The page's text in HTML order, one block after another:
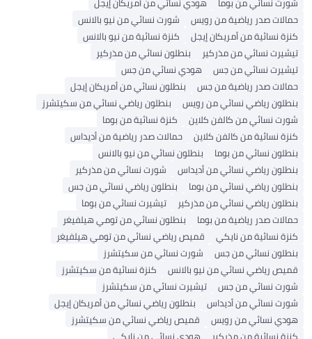
حمالات صدر رياضية من رويس
شورت نسائي من نيو بالانس
كنزة نسائية من أمريكان إيجل
كنزة نسائية من نيو بالانس
تيشيرت نسائي من مذركير
بنطلون نسائي من مذركير
تيشيرت نسائي من جس
هودي نسائي من جس
حمالات صدر رياضية من جس
بنطلون نسائي من أمريكان إيجل
بنطلون رياضي نسائي من رويس
بنطلون رياضي نسائي من سكيتشرز
شورت نسائي من كالفن كلاين
كنزة نسائية من بوما
كنزة نسائية من كالفن كلاين
حمالات صدر رياضية من أديداس
بنطلون نسائي من بوما
بنطلون نسائي من نيو بالانس
بنطلون رياضي نسائي من أديداس
شورت نسائي من مذركير
بنطلون رياضي نسائي من بوما
بنطلون رياضي نسائي من جس
بنطلون رياضي نسائي من مذركير
تيشيرت نسائي من بوما
حمالات صدر رياضية من بوما
بنطلون نسائي من تومي هيلفيغر
كنزة نسائية من نايكي
قميص رياضي نسائي من تومي هيلفيغر
بنطلون نسائي من جس
شورت نسائي من سكيتشرز
قميص رياضي نسائي من نيو بالانس
كنزة نسائية من سكيتشرز
شورت نسائي من جس
تيشيرت نسائي من سكيتشرز
شورت نسائي من أديداس
بنطلون رياضي نسائي من أمريكان إيجل
هودي نسائي من رويس
قميص رياضي نسائي من سكيتشرز